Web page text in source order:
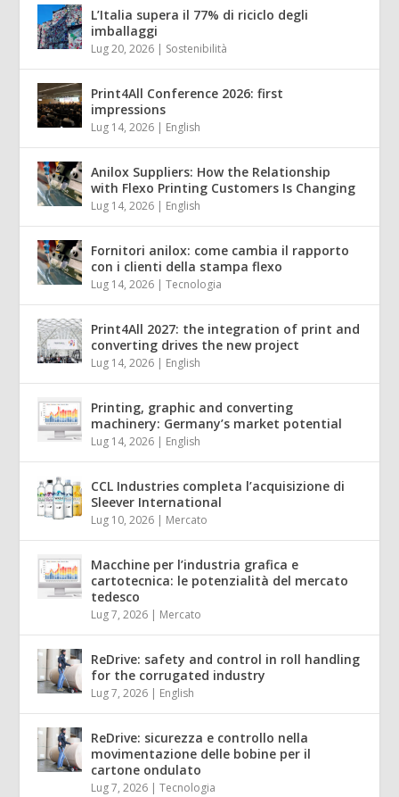
L’Italia supera il 77% di riciclo degli
imballaggi
Lug 20, 2026 | Sostenibilità
Print4All Conference 2026: first
impressions
Lug 14, 2026 | English
Anilox Suppliers: How the Relationship
with Flexo Printing Customers Is Changing
Lug 14, 2026 | English
Fornitori anilox: come cambia il rapporto
con i clienti della stampa flexo
Lug 14, 2026 |Tecnologia
Print4All 2027: the integration of print and
converting drives the new project
Lug 14, 2026 | English
Printing, graphic and converting
machinery: Germany’s market potential
Lug 14, 2026 | English
CCL Industries completa l’acquisizione di
Sleever International
Lug 10, 2026 | Mercato
Macchine per l’industria grafica e
cartotecnica: le potenzialità del mercato
tedesco
Lug 7, 2026 | Mercato
ReDrive: safety and control in roll handling
for the corrugated industry
Lug 7, 2026 | English
ReDrive: sicurezza e controllo nella
movimentazione delle bobine per il
cartone ondulato
Lug 7, 2026 |Tecnologia